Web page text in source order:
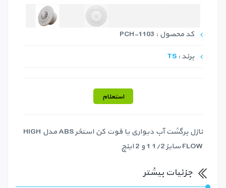
کد محصول : PCH-1103
برند : TS
استعلام
نازل برگشت آب دیواری یا فوت کن استخر ABS مدل HIGH
FLOW سایز 1/2 1 و 2 اینچ
جزئیات بیشتر